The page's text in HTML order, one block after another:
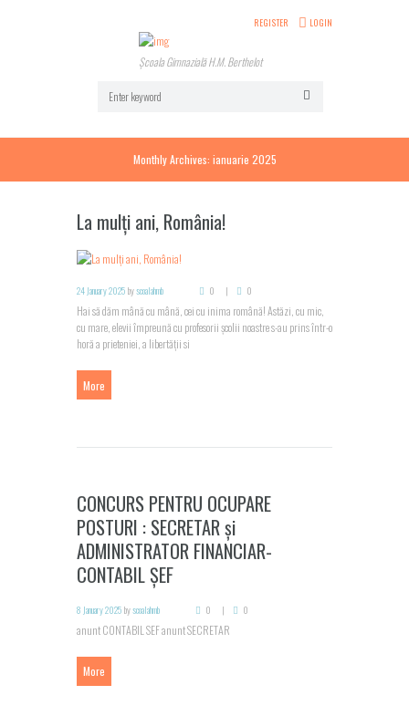
REGISTER LOGIN
Școala Gimnazială H.M. Berthelot
Monthly Archives: ianuarie 2025
La mulți ani, România!
24 January 2025 byscoalahmb 0 0
Hai să dăm mână cu mână, cei cu inima română! Astăzi, cu mic,
cu mare, elevii împreună cu profesorii școlii noastre s-au prins într-o
horă a prieteniei, a libertății si
More
CONCURS PENTRU OCUPARE
POSTURI : SECRETAR și
ADMINISTRATOR FINANCIAR-
CONTABIL ȘEF
8 January 2025 byscoalahmb 0 0
anunt CONTABIL SEF anunt SECRETAR
More